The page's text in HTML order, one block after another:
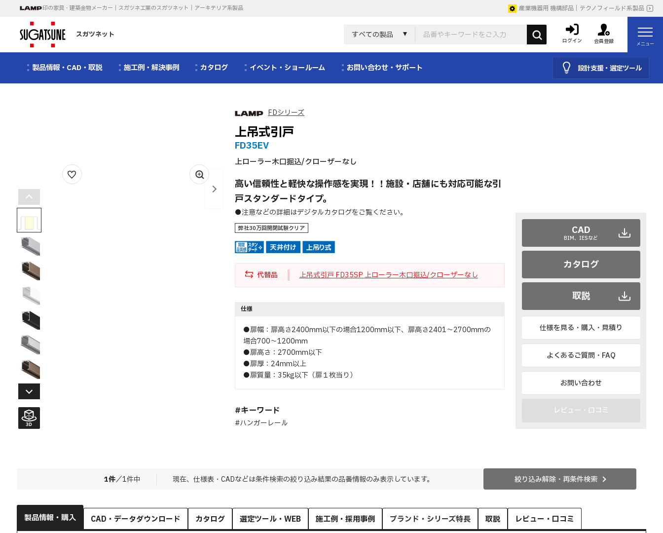
印の家具・建築金物メーカー｜スガツネ工業のスガツネット｜アーキテリア系製品 産業機器用 機構部品｜テクノフィールド系製品
スガツネット すべての製品
ログイン 会員登録 メニュー
製品情報・CAD・取説 施工例・解決事例 カタログ イベント・ショールーム お問い合わせ・サポート 設計支援・選定ツール
FDシリーズ
上吊式引戸
FD35EV
上ローラー木口掘込/クローザーなし
高い信頼性と軽快な操作感を実現！！施設・店舗にも対応可能な引
戸スタンダードタイプ。
●注意などの詳細はデジタルカタログをご覧ください。
弊社30万回開閉試験クリア
代替品 上吊式引戸 FD35SP 上ローラー木口掘込/クローザーなし
仕様
●扉幅：扉高さ2400mm以下の場合1200mm以下、扉高さ2401～2700mmの
場合700～1200mm
●扉高さ：2700mm以下
●扉厚：24mm以上
●扉質量：35kg以下（扉１枚当り）
#キーワード
#ハンガーレール
CAD
BIM、IESなど
カタログ
取説
仕様を見る・購入・見積り
よくあるご質問・FAQ
お問い合わせ
レビュー・口コミ
1件／1件中 現在、仕様表・CADなどは条件検索の絞り込み結果の品番情報のみ表示しています。 絞り込み解除・再条件検索
製品情報・購入 CAD・データダウンロード カタログ 選定ツール・WEB 施工例・採用事例 ブランド・シリーズ特長 取説 レビュー・口コミ